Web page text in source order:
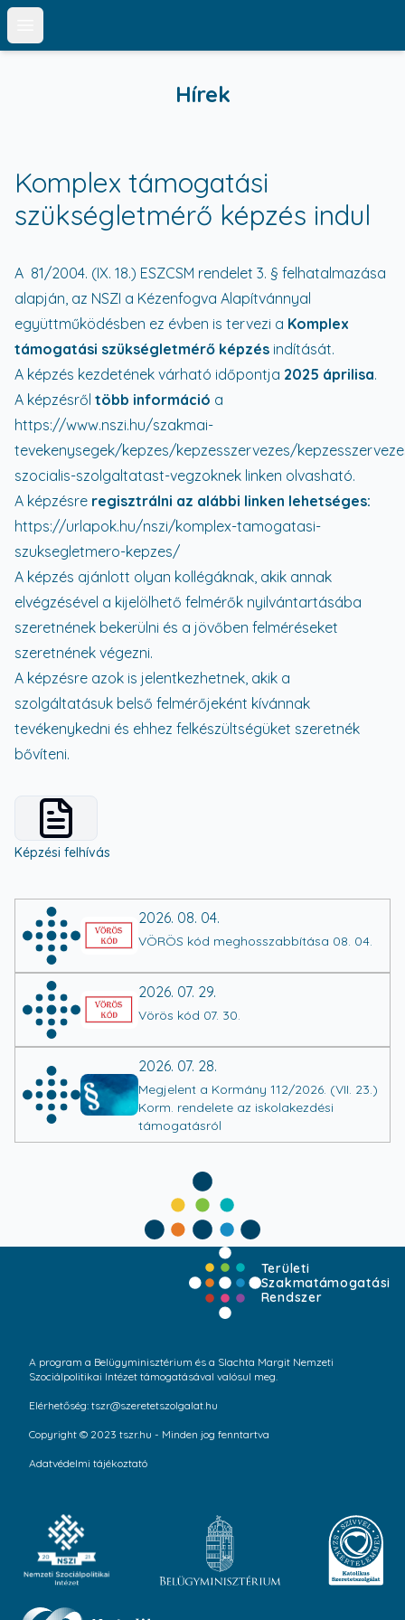
Open main menu
Hírek
2026. 08. 04.
VÖRÖS kód meghosszabbítása 08. 04.
2026. 07. 29.
Vörös kód 07. 30.
2026. 07. 28.
Megjelent a Kormány 112/2026. (VII. 23.)
Korm. rendelete az iskolakezdési
támogatásról
Komplex támogatási
szükségletmérő képzés indul
A 81/2004. (IX. 18.) ESZCSM rendelet 3. § felhatalmazása
alapján, az NSZI a Kézenfogva Alapítvánnyal
együttműködésben ez évben is tervezi a Komplex
támogatási szükségletmérő képzés indítását.
A képzés kezdetének várható időpontja 2025 áprilisa.
A képzésről több információ a
https://www.nszi.hu/szakmai-
tevekenysegek/kepzes/kepzesszervezes/
szocialis-szolgaltatast-vegzoknek linken olvasható.
A képzésre regisztrálni az alábbi linken lehetséges:
https://urlapok.hu/nszi/komplex-tamogatasi-
szuksegletmero-kepzes/
A képzés ajánlott olyan kollégáknak, akik annak
elvégzésével a kijelölhető felmérők nyilvántartásába
szeretnének bekerülni és a jövőben felméréseket
szeretnének végezni.
A képzésre azok is jelentkezhetnek, akik a
szolgáltatásuk belső felmérőjeként kívánnak
tevékenykedni és ehhez felkészültségüket szeretnék
bővíteni.
View details for
Képzési felhívás
Területi
Szakmatámogatási
Rendszer
A program a Belügyminisztérium és a Slachta Margit Nemzeti
Szociálpolitikai Intézet támogatásával valósul meg.
Elérhetőség: tszr@szeretetszolgalat.hu
Copyright © 2023 tszr.hu - Minden jog fenntartva
Adatvédelmi tájékoztató